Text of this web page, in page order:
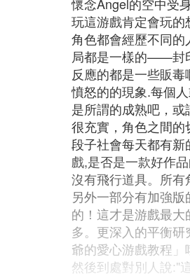
玩這游戲肯定會玩
角色都會經歷不同
局都是一樣的——封
反應的都是一些販
憤怒的的現象.每個
是所謂的成熟吧，
很充實，角色之間
段子社會每天都有
戲,是否是一款好作
沒有飛行道具。所
另外一部分有加強
的！這才是游戲最
多。更深入的平衡
爺的愛心游戲教程
然後到處對別人說:"